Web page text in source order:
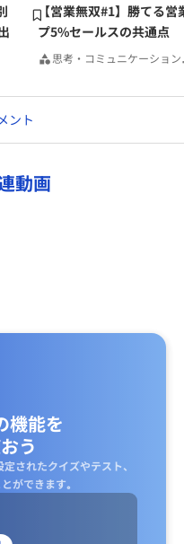
に答えは出る。
いるという事実を知ってい
【営業無双#1】勝てる営
プ5%セールスの共通点
思考・コミュニケーション
ント
動画
機能を
う
されたクイズやテスト、
ができます｡